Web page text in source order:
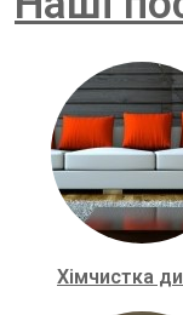
Хімчистка